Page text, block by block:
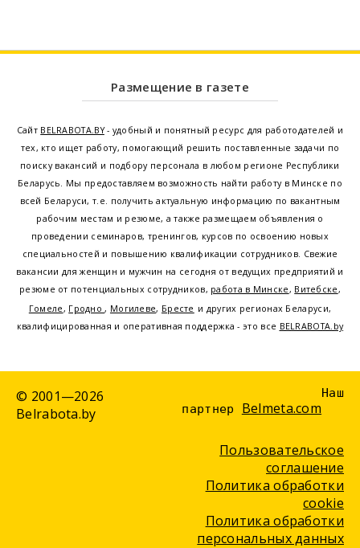
Размещение в газете
Сайт BELRABOTA.BY- удобный и понятный ресурс для работодателей и
тех, кто ищет работу, помогающий решить поставленные задачи по
поиску вакансий и подбору персонала в любом регионе Республики
Беларусь. Мы предоставляем возможность найти работу в Минске по
всей Беларуси, т.е. получить актуальную информацию по вакантным
рабочим местам и резюме, а также размещаем объявления о
проведении семинаров, тренингов, курсов по освоению новых
специальностей и повышению квалификации сотрудников. Свежие
вакансии для женщин и мужчин на сегодня от ведущих предприятий и
резюме от потенциальных сотрудников, работа в Минске, Витебске,
Гомеле, Гродно, Могилеве, Бресте и других регионах Беларуси,
квалифицированная и оперативная поддержка - это все BELRABOTA.by
© 2001—2026
Belrabota.by
Наш
партнер
Belmeta.com
Пользовательское
соглашение
Политика обработки
cookie
Политика обработки
персональных данных